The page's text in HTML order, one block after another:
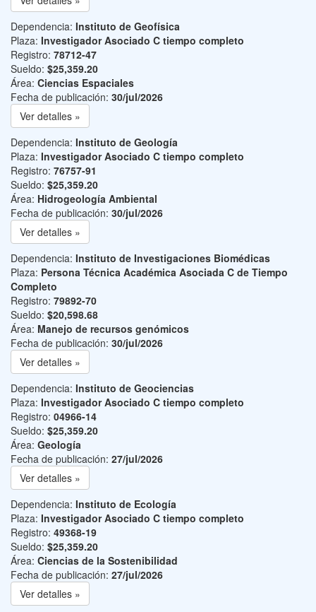
Dependencia: Instituto de Geofísica
Plaza: Investigador Asociado C tiempo completo
Registro: 78712-47
Sueldo: $25,359.20
Área: Ciencias Espaciales
Fecha de publicación: 30/jul/2026
Ver detalles »
Dependencia: Instituto de Geología
Plaza: Investigador Asociado C tiempo completo
Registro: 76757-91
Sueldo: $25,359.20
Área: Hidrogeología Ambiental
Fecha de publicación: 30/jul/2026
Ver detalles »
Dependencia: Instituto de Investigaciones Biomédicas
Plaza: Persona Técnica Académica Asociada C de Tiempo
Completo
Registro: 79892-70
Sueldo: $20,598.68
Área: Manejo de recursos genómicos
Fecha de publicación: 30/jul/2026
Ver detalles »
Dependencia: Instituto de Geociencias
Plaza: Investigador Asociado C tiempo completo
Registro: 04966-14
Sueldo: $25,359.20
Área: Geología
Fecha de publicación: 27/jul/2026
Ver detalles »
Dependencia: Instituto de Ecología
Plaza: Investigador Asociado C tiempo completo
Registro: 49368-19
Sueldo: $25,359.20
Área: Ciencias de la Sostenibilidad
Fecha de publicación: 27/jul/2026
Ver detalles »